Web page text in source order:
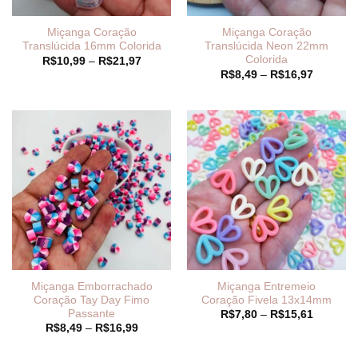
Miçanga Coração
Translúcida 16mm Colorida
R$10,99 – R$21,97Faixa
R$21,97
Miçanga Coração
Translúcida Neon 22mm
Colorida
R$8,49 – R$16,97Faixa
através
R$16,97
Miçanga Emborrachado
Coração Tay Day Fimo
Passante
R$8,49 – R$16,99Faixa
Miçanga Entremeio
Coração Fivela 13x14mm
R$7,80 – R$15,61Faixa